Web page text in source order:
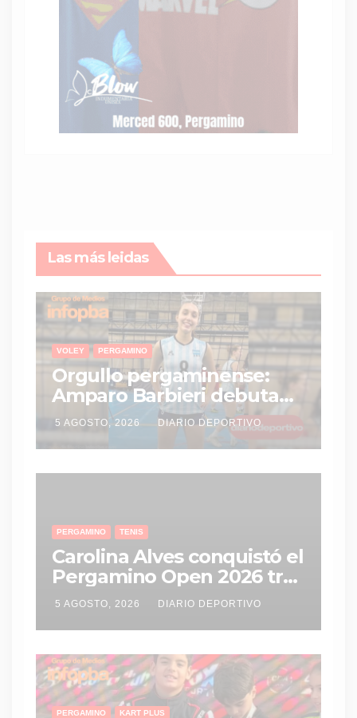
Las más leidas
VOLEY PERGAMINO
Orgullo pergaminense:
Amparo Barbieri debuta
con Las Panteritas en el
Mundial Sub-17 de vóley
5 AGOSTO, 2026 DIARIO DEPORTIVO
PERGAMINO TENIS
Carolina Alves conquistó el
Pergamino Open 2026 tras
una gran remontada en la
5 AGOSTO, 2026 DIARIO DEPORTIVO
PERGAMINO KART PLUS